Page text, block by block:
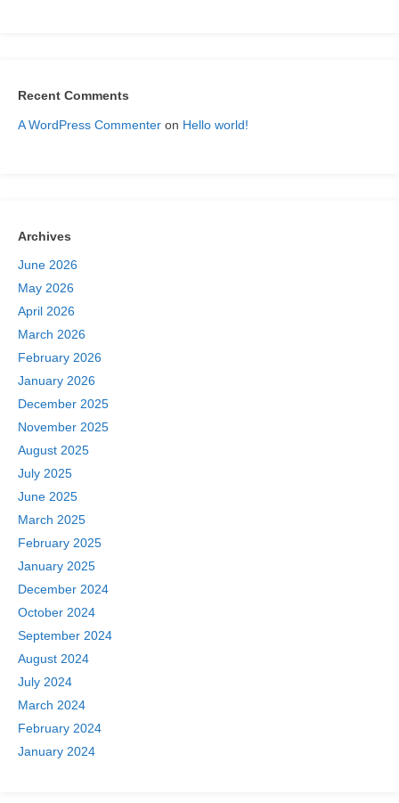
Recent Comments
A WordPress Commenter on Hello world!
Archives
June 2026
May 2026
April 2026
March 2026
February 2026
January 2026
December 2025
November 2025
August 2025
July 2025
June 2025
March 2025
February 2025
January 2025
December 2024
October 2024
September 2024
August 2024
July 2024
March 2024
February 2024
January 2024